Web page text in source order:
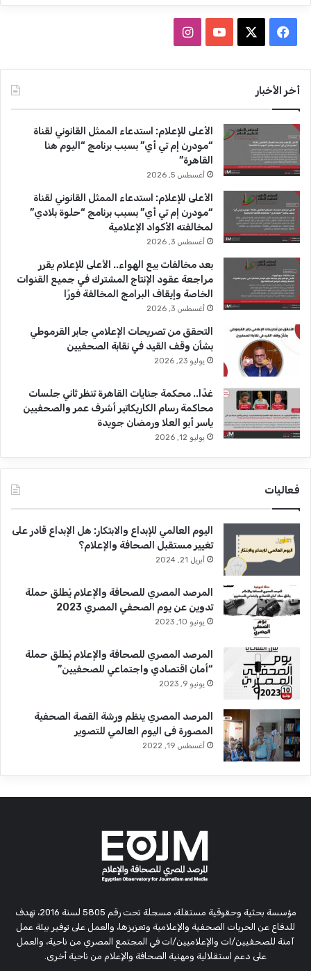
س
و
ك
T
u
b
e
ق
ا
م
أخر الأخبار
الأعلى للإعلام: استدعاء الممثل القانوني لقناة
“مودرن إم تي أي” بسبب برنامج “اليوم هنا
القاهرة”
أغسطس 5, 2026
الأعلى للإعلام: استدعاء الممثل القانوني لقناة
“مودرن إم تي أي” بسبب برنامج “حلوة بلادي”
لمخالفته الأكواد الإعلامية
أغسطس 3, 2026
بعد مخالفات بيع الهواء.. الأعلى للإعلام يقرر
مراجعة عقود الإنتاج المشترك في جميع القنوات
الخاصة وإيقاف البرامج المخالفة فورًا
أغسطس 3, 2026
التحقق من تصريحات الإعلامي جابر القرموطي
بشأن وقف القيد في نقابة الصحفيين
يوليو 23, 2026
غدًا.. محكمة جنايات القاهرة تنظر ثاني جلسات
محاكمة رسام الكاريكاتير أشرف عمر والصحفيين
ياسر أبو العلا ورمضان جويدة
يوليو 12, 2026
فعاليات
اليوم العالمي للإبداع والابتكار: هل الإبداع قادر على
تغيير مستقبل الصحافة والإعلام؟
أبريل 21, 2024
المرصد المصري للصحافة والإعلام يُطلق حملة
تدوين عن يوم الصحفي المصري 2023
يونيو 10, 2023
المرصد المصري للصحافة والإعلام يُطلق حملة
“أمان اقتصادي واجتماعي للصحفيين”
يونيو 9, 2023
المرصد المصري ينظم ورشة القصة الصحفية
المصورة فى اليوم العالمي للتصوير
أغسطس 19, 2022
مؤسسة بحثية وحقوقية مستقلة، مسجلة تحت رقم 5805 لسنة 2016، تهدف
للدفاع عن الحريات الصحفية والإعلامية وتعزيزها، والعمل على توفير بيئة عمل
آمنة للصحفيين/ات والإعلاميين/ات في المجتمع المصري من ناحية، والعمل
على دعم استقلالية ومهنية الصحافة والإعلام من ناحية أخرى.